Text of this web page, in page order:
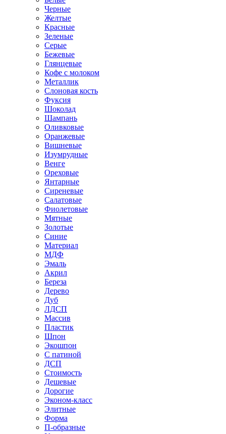
Черные
Желтые
Красные
Зеленые
Серые
Бежевые
Глянцевые
Кофе с молоком
Металлик
Слоновая кость
Фуксия
Шоколад
Шампань
Оливковые
Оранжевые
Вишневые
Изумрудные
Венге
Ореховые
Янтарные
Сиреневые
Салатовые
Фиолетовые
Мятные
Золотые
Синие
Материал
МДФ
Эмаль
Акрил
Береза
Дерево
Дуб
ЛДСП
Массив
Пластик
Шпон
Экошпон
С патиной
ДСП
Стоимость
Дешевые
Дорогие
Эконом-класс
Элитные
Форма
П-образные